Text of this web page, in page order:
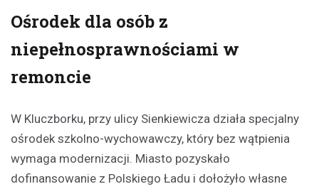
Ośrodek dla osób z
niepełnosprawnościami w
remoncie
W Kluczborku, przy ulicy Sienkiewicza działa specjalny
ośrodek szkolno-wychowawczy, który bez wątpienia
wymaga modernizacji. Miasto pozyskało
dofinansowanie z Polskiego Ładu i dołożyło własne